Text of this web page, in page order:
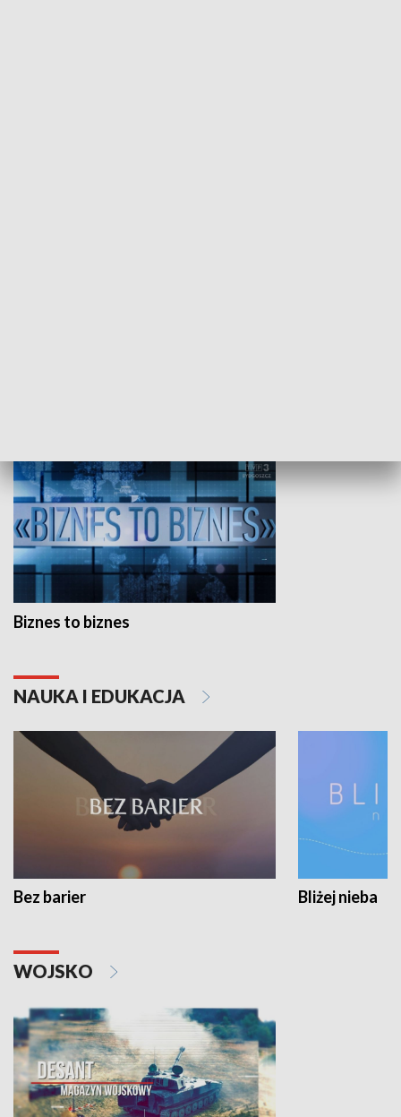
Biznes to biznes
NAUKA I EDUKACJA
Bez barier Bliżej nieba
WOJSKO